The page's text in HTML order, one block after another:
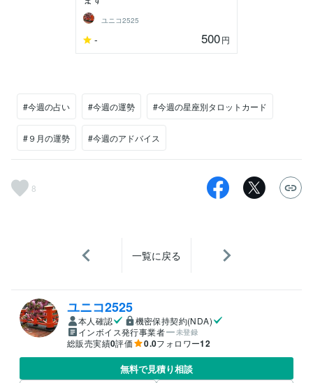
ユニコ2525
- 500円
#今週の占い #今週の運勢 #今週の星座別タロットカード
#９月の運勢 #今週のアドバイス
8
一覧に戻る
ユニコ2525
本人確認
機密保持契約(NDA)
インボイス発行事業者
未登録
総販売実績0評価 0.0フォロワー12
無料で見積り相談